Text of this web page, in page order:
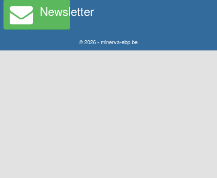
Newsletter
© 2026 - minerva-ebp.be